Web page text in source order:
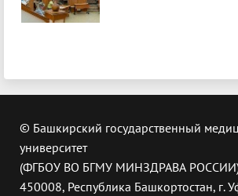
© Башкирский государственный
университет
(ФГБОУ ВО БГМУ МИНЗДРАВА
450008, Республика Башкортостан, г.